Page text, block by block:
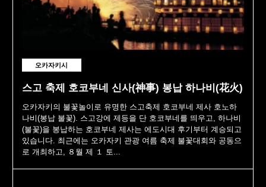
오카자키시
스고 축제 호코부네 신사(神事) 봉납 하나비(花火)
오카자키의 불꽃놀이로 유명한 스고축제 호코부네 제사 호노하
나비(봉납 불꽃). 스고강에 제등을 단 호코부네를 띄우고, 하나비
(불꽃)을 봉납하는 호코부네 제사는 에도시대 후기부터 계승되고
있습니다. 최근에는 오카자키 관광 여름 축제 불꽃대회와 공동으
로 개최하고, ８월 제 １ 토...